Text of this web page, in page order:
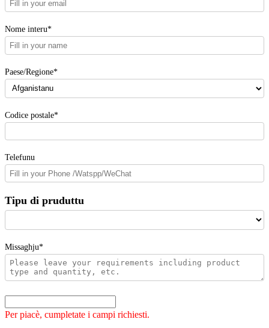
Nome interu*
Paese/Regione*
Codice postale*
Telefunu
Tipu di pruduttu
Missaghju*
Per piacè, cumpletate i campi richiesti.